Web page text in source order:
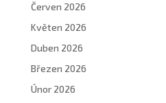
Červen 2026
Květen 2026
Duben 2026
Březen 2026
Únor 2026